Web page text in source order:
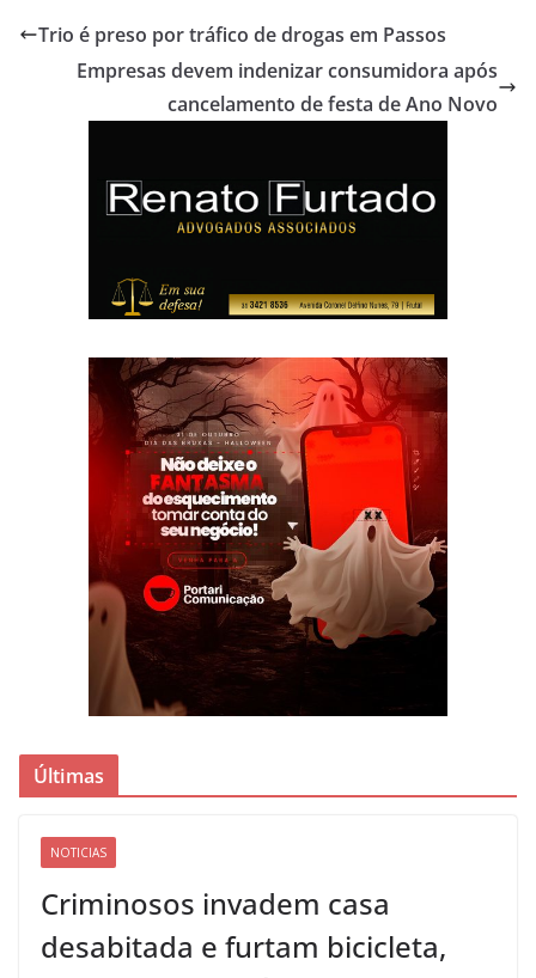
Trio é preso por tráfico de drogas em Passos
Empresas devem indenizar consumidora após
cancelamento de festa de Ano Novo
Últimas
NOTICIAS
Criminosos invadem casa
desabitada e furtam bicicleta,